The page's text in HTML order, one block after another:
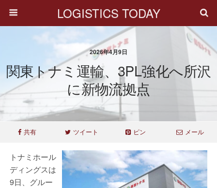
LOGISTICS TODAY
2026年4月9日
関東トナミ運輸、3PL強化へ所沢
に新物流拠点
共有 ツイート ピン メール
トナミホール
ディングスは
9日、グルー